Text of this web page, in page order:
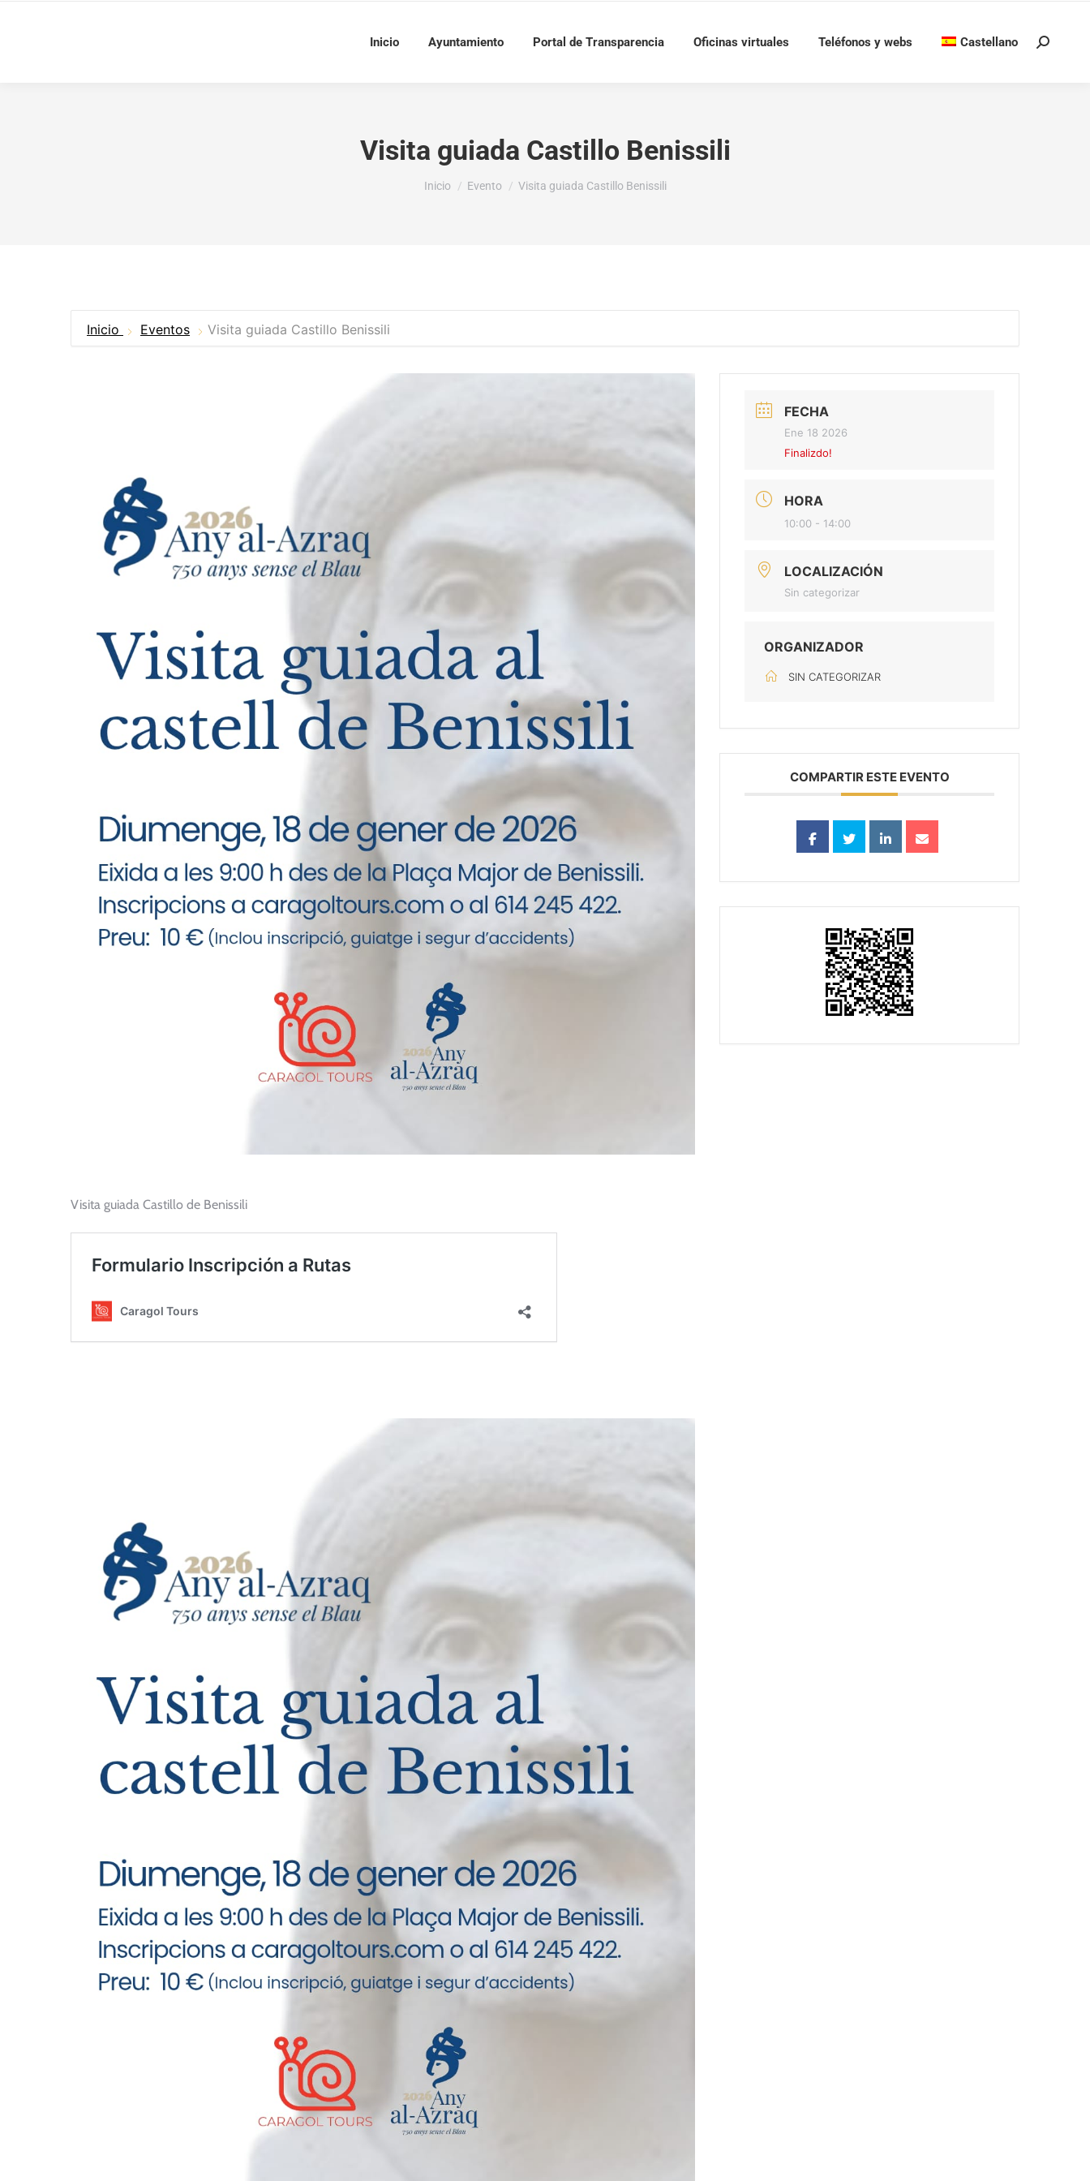
Inicio Ayuntamiento Portal de Transparencia Oficinas virtuales Teléfonos y webs Castellano Buscar:
Visita guiada Castillo Benissili
Estás aquí:
Inicio Evento Visita guiada Castillo Benissili
Inicio Eventos Visita guiada Castillo Benissili
Visita guiada Castillo de Benissili
FECHA
Ene 18 2026
Finalizdo!
HORA
10:00 - 14:00
LOCALIZACIÓN
Sin categorizar
ORGANIZADOR
SIN CATEGORIZAR
COMPARTIR ESTE EVENTO